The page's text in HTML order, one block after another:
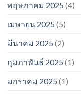
พฤษภาคม 2025 (4)
เมษายน 2025 (5)
มีนาคม 2025 (2)
กุมภาพันธ์ 2025 (1)
มกราคม 2025 (1)